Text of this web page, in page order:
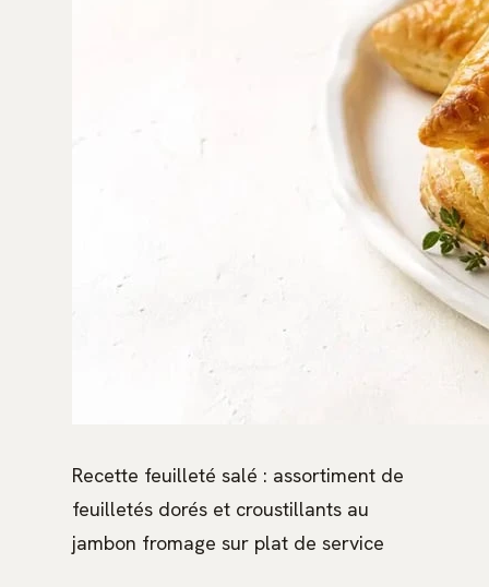
Recette feuilleté salé : assortiment de
feuilletés dorés et croustillants au
jambon fromage sur plat de service